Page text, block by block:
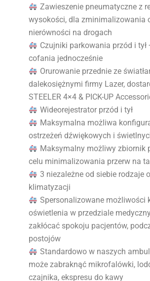
Zawieszenie pneumatyczne z
wysokości, dla zminimalizowania
nierówności na drogach
Czujniki parkowania przód i tył
cofania jednocześnie
Orurowanie przednie ze
dalekosiężnymi firmy Lazer,
STEELER 4×4 & PICK-UP
Wideorejestrator przód i tył
Maksymalna możliwa
ostrzeżeń dźwiękowych i
Maksymalny możliwy zbiornik
celu minimalizowania przerw na
3 niezależne od siebie rodzaje
klimatyzacji
Spersonalizowane możliwości
oświetlenia w przedziale
zakłócać spokoju pacjentów,
postojów
Standardowo w naszych
może zabraknąć mikrofalówki,
czajnika, ekspresu do kawy